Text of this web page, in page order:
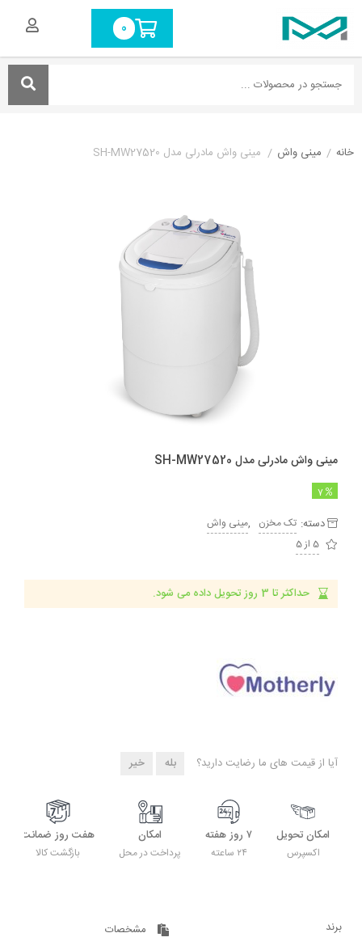
0
خانه / مینی واش / مینی واش مادرلی مدل SH-MW27520
مینی واش مادرلی مدل SH-MW27520
7
دسته: تک مخزن ,مینی واش
5 از 5
حداکثر تا 3 روز تحویل داده می شود.
آیا از قیمت های ما رضایت دارید؟ بله خیر
امکان تحویل
اکسپرس
۷ روز هفته
۲۴ ساعته
امکان
پرداخت در محل
هفت روز ضمانت
بازگشت کالا
برند مشخصات